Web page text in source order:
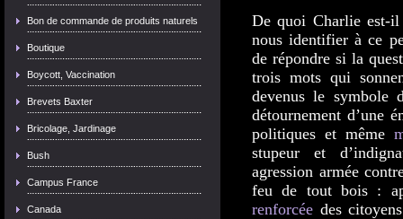
Bon de commande de produits naturels
Boutique
Boycott, Vaccination
Brevets Baxter
Bricolage, Jardinage
Bush
Campus France
Canada
De quoi Charlie est-
nous identifier à ce
de répondre si la
trois mots qui
devenus le symbole
détournement d’une
politiques et même
stupeur et
agression armée
feu de tout bois :
renforcée des